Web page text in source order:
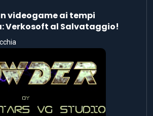
videogame ai tempi
Verkosoft al Salvataggio!